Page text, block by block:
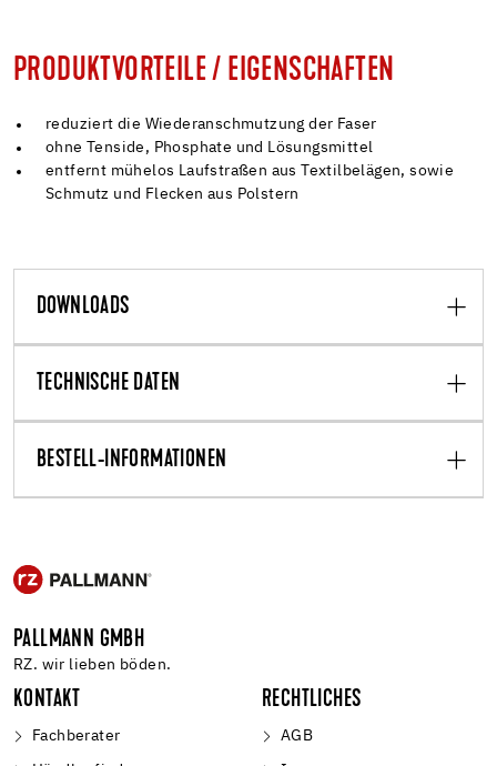
PRODUKTVORTEILE / EIGENSCHAFTEN
reduziert die Wiederanschmutzung der Faser
ohne Tenside, Phosphate und Lösungsmittel
entfernt mühelos Laufstraßen aus Textilbelägen, sowie
Schmutz und Flecken aus Polstern
DOWNLOADS
TECHNISCHE DATEN
BESTELL-INFORMATIONEN
PALLMANN GMBH
RZ. wir lieben böden.
KONTAKT
Fachberater
RECHTLICHES
AGB